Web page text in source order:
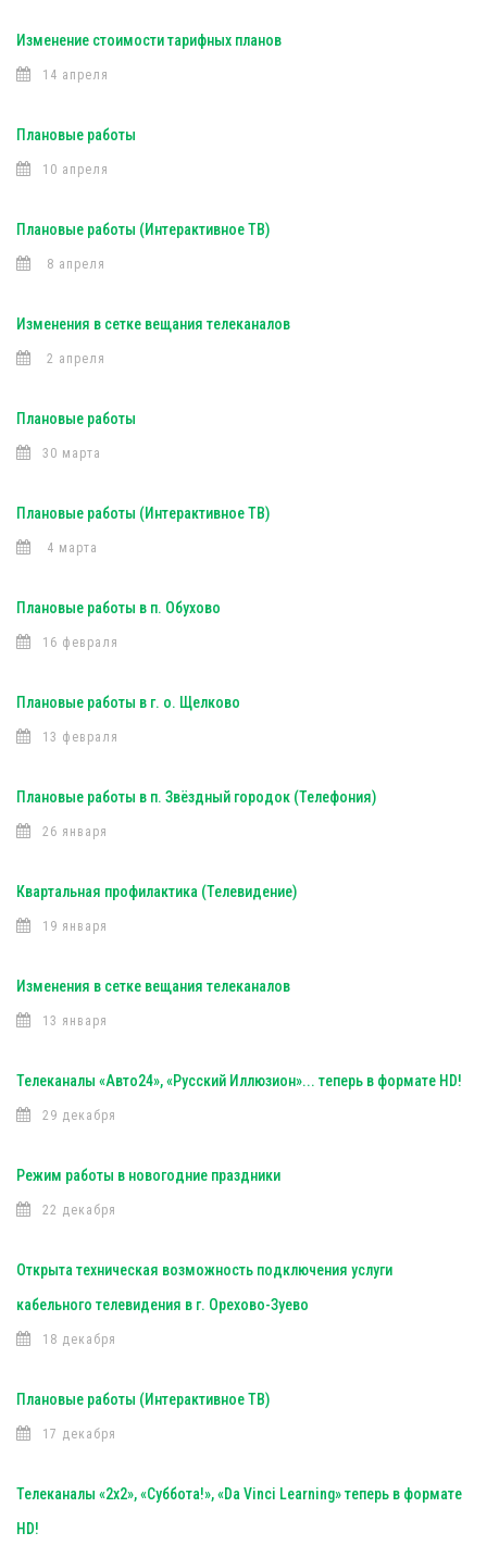
Изменение стоимости тарифных планов
14 апреля
Плановые работы
10 апреля
Плановые работы (Интерактивное ТВ)
8 апреля
Изменения в сетке вещания телеканалов
2 апреля
Плановые работы
30 марта
Плановые работы (Интерактивное ТВ)
4 марта
Плановые работы в п. Обухово
16 февраля
Плановые работы в г. о. Щелково
13 февраля
Плановые работы в п. Звёздный городок (Телефония)
26 января
Квартальная профилактика (Телевидение)
19 января
Изменения в сетке вещания телеканалов
13 января
Телеканалы «Авто24», «Русский Иллюзион»... теперь в формате HD!
29 декабря
Режим работы в новогодние праздники
22 декабря
Открыта техническая возможность подключения услуги
кабельного телевидения в г. Орехово-Зуево
18 декабря
Плановые работы (Интерактивное ТВ)
17 декабря
Телеканалы «2х2», «Суббота!», «Da Vinci Learning» теперь в формате
HD!